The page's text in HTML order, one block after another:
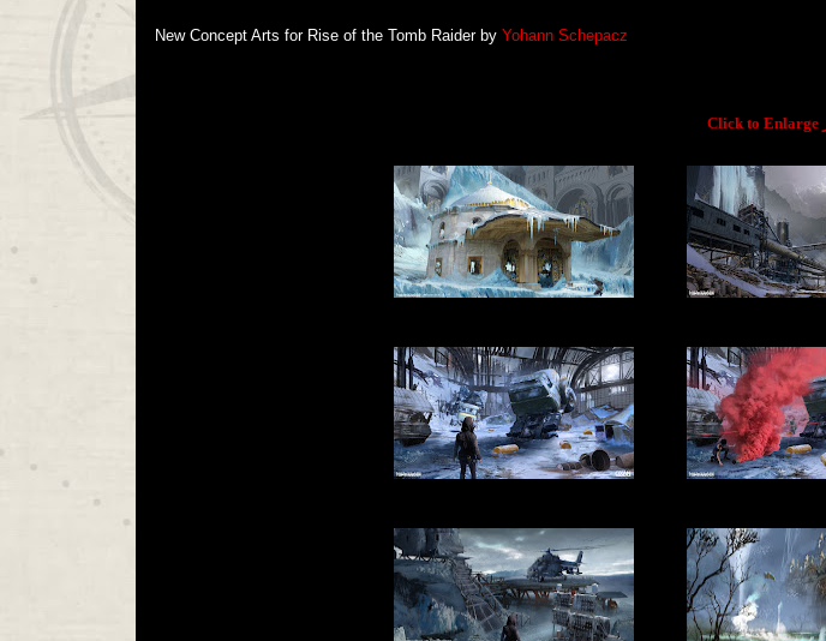
New Concept Arts for Rise of the Tomb Raider by Yohann Schepacz